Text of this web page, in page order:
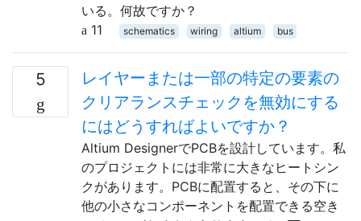
いる。何故ですか？
11
schematics wiring altium bus
5
レイヤーまたは一部の特定の要素の
クリアランスチェックを無効にする
にはどうすればよいですか？
Altium DesignerでPCBを設計しています。私
のプロジェクトには非常に大きなヒートシン
クがあります。PCBに配置すると、その下に
他の小さなコンポーネントを配置できる空き